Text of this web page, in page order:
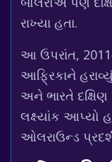
રાખ્યા હતા.
આ ઉપરાંત,
આફ્રિકાને
અને ભારતે
લક્ષ્યાંક આપ્યો
ઓલરાઉન્ડ